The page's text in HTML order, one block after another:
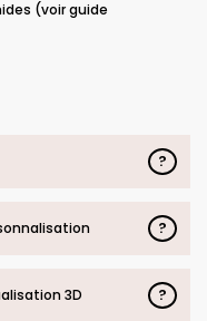
(voir guide
?
?
3D ?